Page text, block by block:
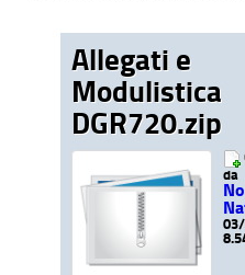
Allegati e
Modulistica
DGR720.zip
da